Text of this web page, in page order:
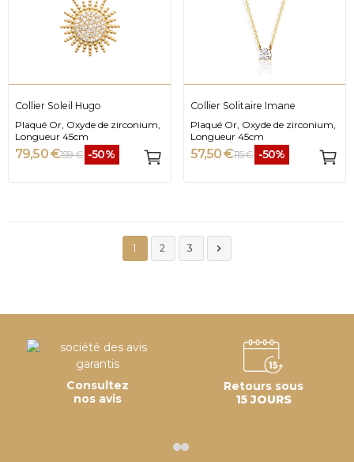
Collier Soleil Hugo
Plaqué Or, Oxyde de zirconium,
Longueur 45cm
79,50 €159 € -50%
Collier Solitaire Imane
Plaqué Or, Oxyde de zirconium,
Longueur 45cm
57,50 €115 € -50%
1 2 3 
Consultez
nos avis
Retours sous
15 JOURS